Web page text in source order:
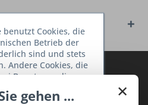
kostenlosen Deine
oder Aktion mehr aus
×
gehen ...
benutzt Cookies, die
Betrieb der
sind und stets
Andere Cookies, die
Benutzung dieser
die Interaktion mit